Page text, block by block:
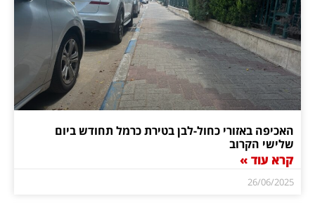
האכיפה באזורי כחול-לבן בטירת כרמל תחודש ביום
שלישי הקרוב
קרא עוד »
26/06/2025